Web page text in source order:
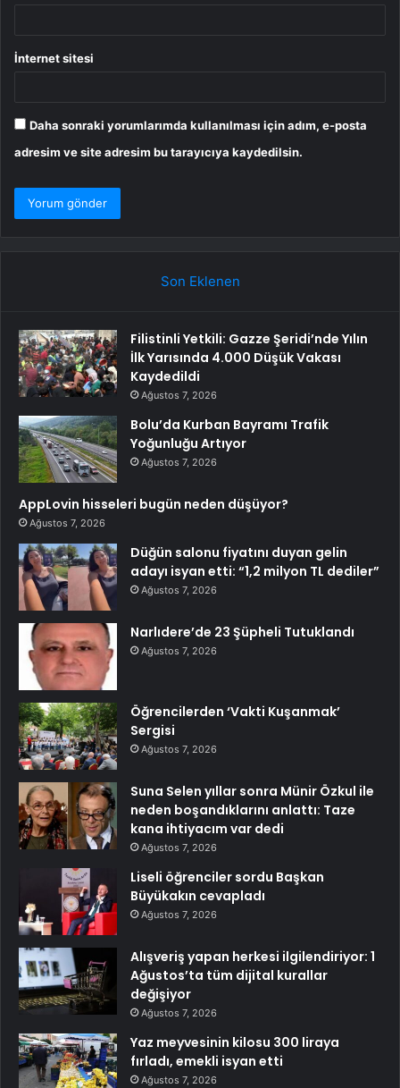
İnternet sitesi
Daha sonraki yorumlarımda kullanılması için adım, e-posta
adresim ve site adresim bu tarayıcıya kaydedilsin.
Son Eklenen
Filistinli Yetkili: Gazze Şeridi’nde Yılın
İlk Yarısında 4.000 Düşük Vakası
Kaydedildi
Ağustos 7, 2026
Bolu’da Kurban Bayramı Trafik
Yoğunluğu Artıyor
Ağustos 7, 2026
AppLovin hisseleri bugün neden düşüyor?
Ağustos 7, 2026
Düğün salonu fiyatını duyan gelin
adayı isyan etti: “1,2 milyon TL dediler”
Ağustos 7, 2026
Narlıdere’de 23 Şüpheli Tutuklandı
Ağustos 7, 2026
Öğrencilerden ‘Vakti Kuşanmak’
Sergisi
Ağustos 7, 2026
Suna Selen yıllar sonra Münir Özkul ile
neden boşandıklarını anlattı: Taze
kana ihtiyacım var dedi
Ağustos 7, 2026
Liseli öğrenciler sordu Başkan
Büyükakın cevapladı
Ağustos 7, 2026
Alışveriş yapan herkesi ilgilendiriyor: 1
Ağustos’ta tüm dijital kurallar
değişiyor
Ağustos 7, 2026
Yaz meyvesinin kilosu 300 liraya
fırladı, emekli isyan etti
Ağustos 7, 2026